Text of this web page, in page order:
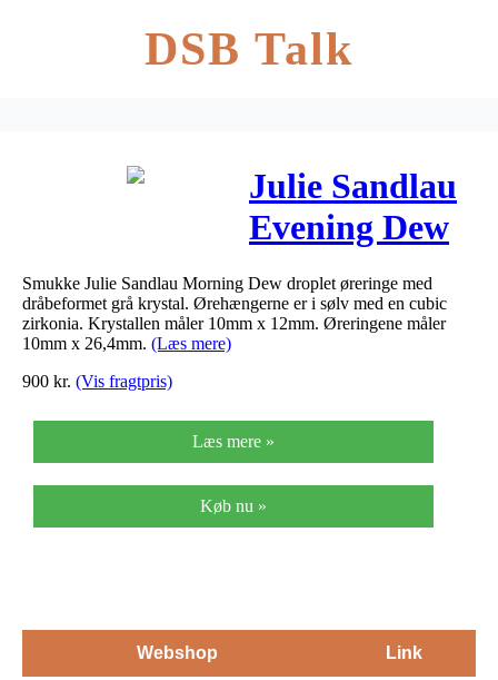
DSB Talk
Julie Sandlau
Evening Dew
Droplet
øreringe i sølv
Smukke Julie Sandlau Morning Dew droplet øreringe med
dråbeformet grå krystal. Ørehængerne er i sølv med en cubic
zirkonia. Krystallen måler 10mm x 12mm. Øreringene måler
10mm x 26,4mm. (Læs mere)
900 kr. (Vis fragtpris)
Læs mere »
Køb nu »
Webshop Link